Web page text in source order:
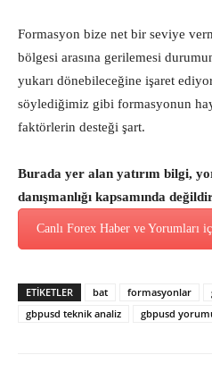
Formasyon bize net bir seviye
bölgesi arasına gerilemesi
yukarı dönebileceğine işaret
söylediğimiz gibi formasyonun
faktörlerin desteği şart.
Burada yer alan yatırım bilgi,
danışmanlığı kapsamında
Canlı Forex Haber ve Yorumları
ETİKETLER bat formasyonlar
gbpusd teknik analiz
gbpusd